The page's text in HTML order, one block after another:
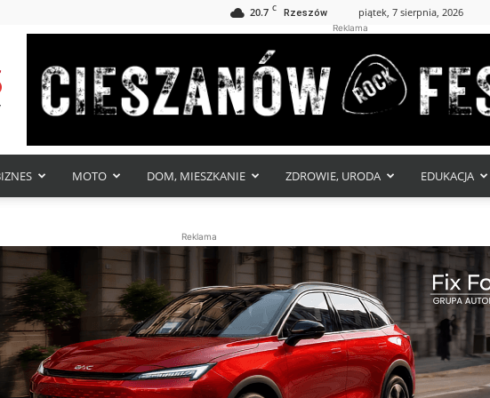
20.7 C Rzeszów piątek, 7 sierpnia, 2026
Reklama
MOTO DOM, MIESZKANIE ZDROWIE, URODA EDUKACJA
Reklama